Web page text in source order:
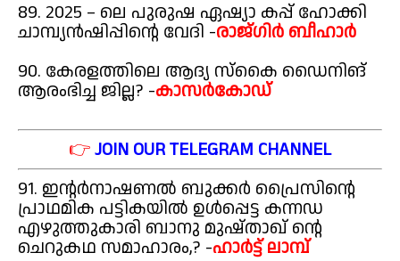
89. 2025 – ലെ പുരുഷ ഏഷ്യാ കപ്പ് ഹോക്കി
ചാമ്പ്യൻഷിപ്പിന്റെ വേദി -രാജ്ഗിർ ബീഹാർ
90. കേരളത്തിലെ ആദ്യ സ്കൈ ഡൈനിങ്
ആരംഭിച്ച ജില്ല? -കാസർകോഡ്
👉JOIN OUR TELEGRAM CHANNEL
91. ഇന്റർനാഷണൽ ബുക്കർ പ്രൈസിന്റെ
പ്രാഥമിക പട്ടികയിൽ ഉൾപ്പെട്ട കന്നഡ
എഴുത്തുകാരി ബാനു മുഷ്താഖ് ന്റെ
ചെറുകഥ സമാഹാരം,? -ഹാർട്ട് ലാമ്പ്